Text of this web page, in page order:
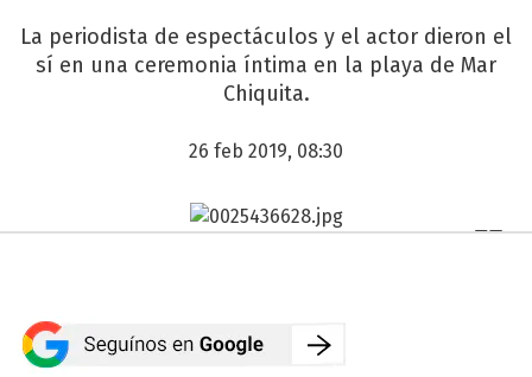
La periodista de espectáculos y el actor dieron el
sí en una ceremonia íntima en la playa de Mar
Chiquita.
26 feb 2019, 08:30